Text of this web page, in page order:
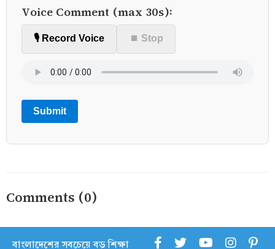
Voice Comment (max 30s):
🎙️ Record Voice ⏹ Stop
Submit
Comments (0)
বাংলাদেশের সবচেয়ে বড় শিক্ষা